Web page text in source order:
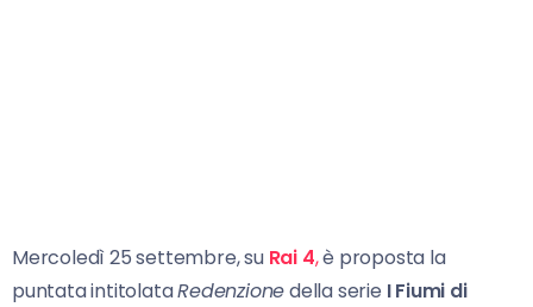
Mercoledì 25 settembre, su Rai 4,è proposta la
puntata intitolataRedenzionedella serie I Fiumi di